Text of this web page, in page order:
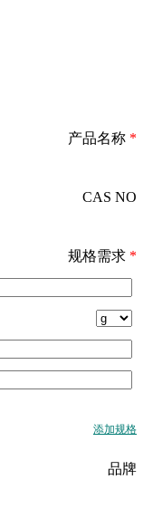
产品名称 *
CAS NO
规格需求 *
添加规格
品牌